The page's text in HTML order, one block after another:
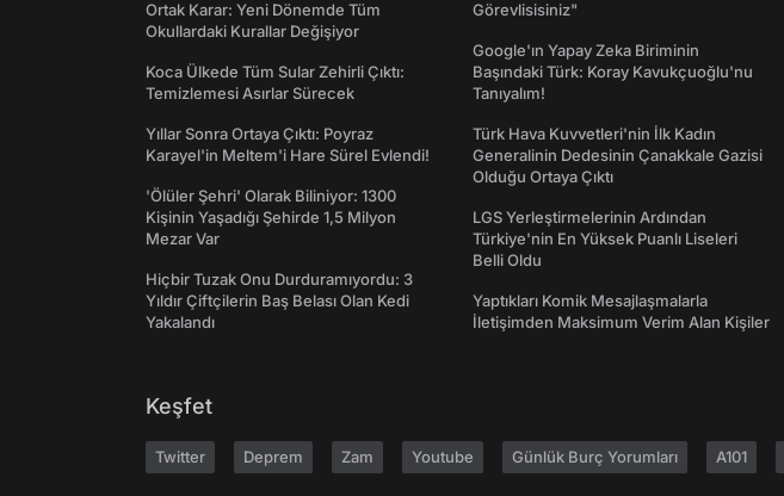
Ortak Karar: Yeni Dönemde Tüm
Okullardaki Kurallar Değişiyor
Koca Ülkede Tüm Sular Zehirli Çıktı:
Temizlemesi Asırlar Sürecek
Yıllar Sonra Ortaya Çıktı: Poyraz
Karayel'in Meltem'i Hare Sürel Evlendi!
'Ölüler Şehri' Olarak Biliniyor: 1300
Kişinin Yaşadığı Şehirde 1,5 Milyon
Mezar Var
Hiçbir Tuzak Onu Durduramıyordu: 3
Yıldır Çiftçilerin Baş Belası Olan Kedi
Yakalandı
Görevlisisiniz"
Google'ın Yapay Zeka Biriminin
Başındaki Türk: Koray Kavukçuoğlu'nu
Tanıyalım!
Türk Hava Kuvvetleri'nin İlk Kadın
Generalinin Dedesinin Çanakkale Gazisi
Olduğu Ortaya Çıktı
LGS Yerleştirmelerinin Ardından
Türkiye'nin En Yüksek Puanlı Liseleri
Belli Oldu
Yaptıkları Komik Mesajlaşmalarla
İletişimden Maksimum Verim Alan Kişiler
Keşfet
Twitter Deprem Zam Youtube Günlük Burç Yorumları A101